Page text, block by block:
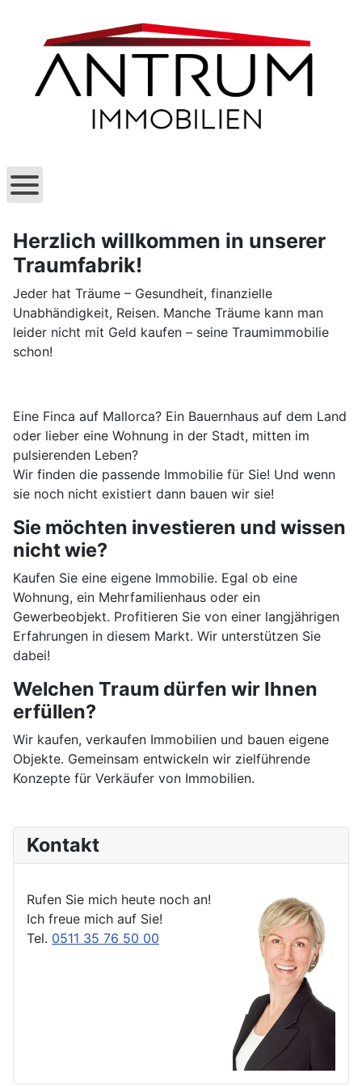
Herzlich willkommen in unserer
Traumfabrik!
Jeder hat Träume – Gesundheit, finanzielle
Unabhändigkeit, Reisen. Manche Träume kann man
leider nicht mit Geld kaufen – seine Traumimmobilie
schon!
Eine Finca auf Mallorca? Ein Bauernhaus auf dem Land
oder lieber eine Wohnung in der Stadt, mitten im
pulsierenden Leben?
Wir finden die passende Immobilie für Sie! Und wenn
sie noch nicht existiert dann bauen wir sie!
Sie möchten investieren und wissen
nicht wie?
Kaufen Sie eine eigene Immobilie. Egal ob eine
Wohnung, ein Mehrfamilienhaus oder ein
Gewerbeobjekt. Profitieren Sie von einer langjährigen
Erfahrungen in diesem Markt. Wir unterstützen Sie
dabei!
Welchen Traum dürfen wir Ihnen
erfüllen?
Wir kaufen, verkaufen Immobilien und bauen eigene
Objekte. Gemeinsam entwickeln wir zielführende
Konzepte für Verkäufer von Immobilien.
Kontakt
Rufen Sie mich heute noch an!
Ich freue mich auf Sie!
Tel. 0511 35 76 50 00